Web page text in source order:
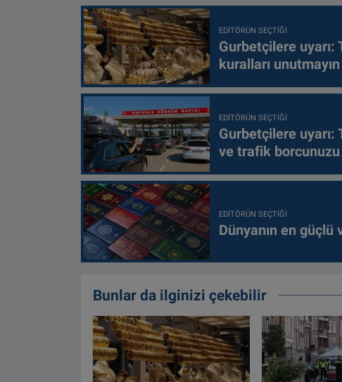
EDITÖRÜN SEÇTIĞI
Gurbetçilere uyarı:
kuralları unutmayın
EDITÖRÜN SEÇTIĞI
Gurbetçilere uyarı:
ve trafik
EDITÖRÜN SEÇTIĞI
Dünyanın en güçlü
Bunlar da ilginizi çekebilir